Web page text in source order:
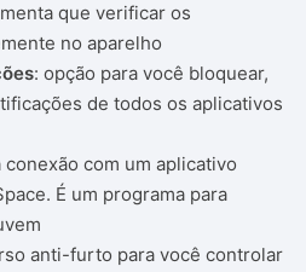
que verificar os
no aparelho
: opção para você bloquear,
de todos os aplicativos
conexão com um aplicativo
É um programa para
anti-furto para você controlar